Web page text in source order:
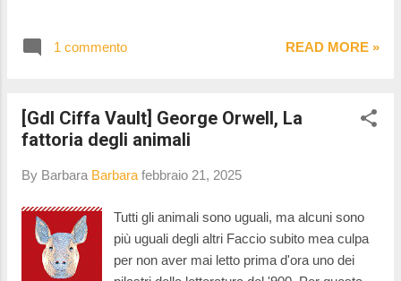
d'amore raccontata da un uomo e questo
ma anche un affresco della storia italiana del
protagonista, narratore in prima persona, è
Carlo Felice piemontese e altoborghese.
segnata dal difficile rapporto con la madre
migliore amico Alessandro, omosessuale
che che vive la propria omosessualità
clandestinamente e interpreta le difficoltà di
1 commento READ MORE »
[Gdl Ciffa Vault] George Orwell, La
fattoria degli animali
By Barbara Barbara febbraio 21, 2025
Tutti gli animali sono uguali, ma alcuni sono
più uguali degli altri Faccio subito mea culpa
per non aver mai letto prima d'ora uno dei